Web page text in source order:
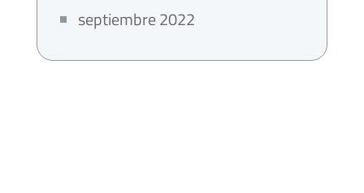
septiembre 2022